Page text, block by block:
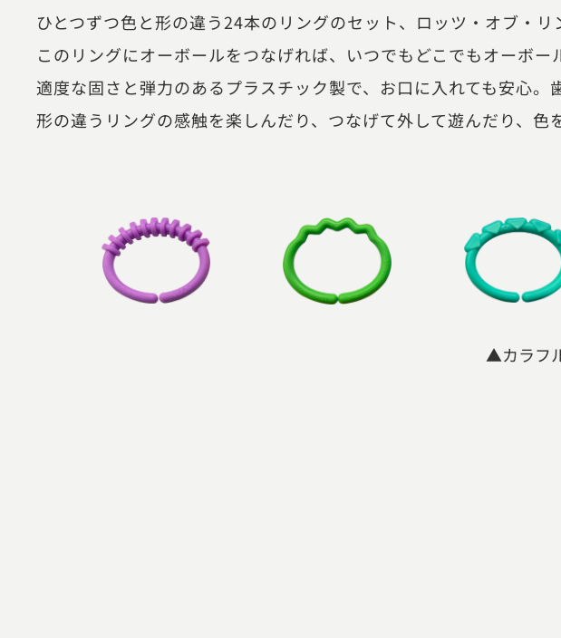
ひとつずつ色と形の違う24本のリングのセット、ロッツ・オブ・リ
このリングにオーボールをつなげれば、いつでもどこでもオーボ
適度な固さと弾力のあるプラスチック製で、お口に入れても安心。
形の違うリングの感触を楽しんだり、つなげて外して遊んだり、色
▲カラフ